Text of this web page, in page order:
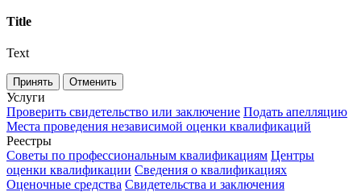
Title
Text
Принять Отменить
Услуги
Проверить свидетельство или заключение Подать апелляцию
Места проведения независимой оценки квалификаций
Реестры
Советы по профессиональным квалификациям Центры
оценки квалификации Сведения о квалификациях
Оценочные средства Свидетельства и заключения